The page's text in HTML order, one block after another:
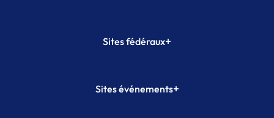
Sites fédéraux+
Plateforme Formation
Sites événements+